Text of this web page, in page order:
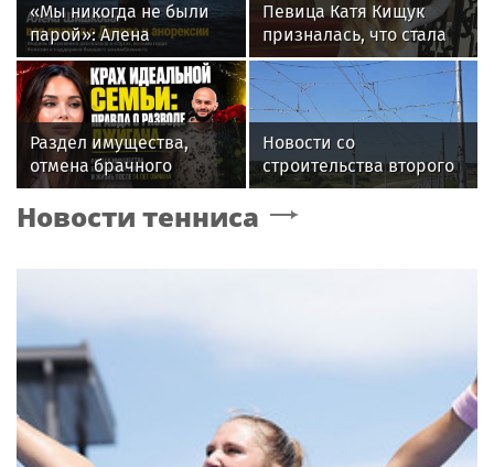
«Мы никогда не были
парой»: Алена
Шишкова — о Павле
Дурове, борьбе с
анорексией и помощи
Тимати
Певица Катя Кищук
призналась, что стала
бояться людей и
открытости
Раздел имущества,
отмена брачного
контракта и новые
слухи: как живет
Новости со
строительства второго
этапа линии
«Славянка»
Новости тенниса